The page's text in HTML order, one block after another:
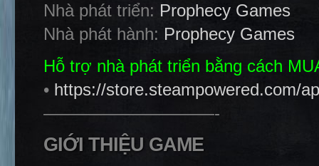
Nhà phát triển: Prophecy Games
Nhà phát hành: Prophecy Games
Hỗ trợ nhà phát triển bằng cách
• https://store.steampowered.com/
——————————-
GIỚI THIỆU GAME